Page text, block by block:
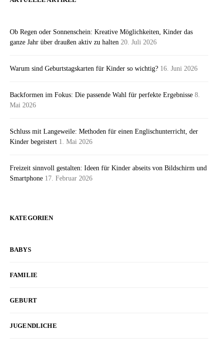
Ob Regen oder Sonnenschein: Kreative Möglichkeiten, Kinder das
ganze Jahr über draußen aktiv zu halten 20. Juli 2026
Warum sind Geburtstagskarten für Kinder so wichtig? 16. Juni 2026
Backformen im Fokus: Die passende Wahl für perfekte Ergebnisse 8.
Mai 2026
Schluss mit Langeweile: Methoden für einen Englischunterricht, der
Kinder begeistert 1. Mai 2026
Freizeit sinnvoll gestalten: Ideen für Kinder abseits von Bildschirm und
Smartphone 17. Februar 2026
KATEGORIEN
BABYS
FAMILIE
GEBURT
JUGENDLICHE